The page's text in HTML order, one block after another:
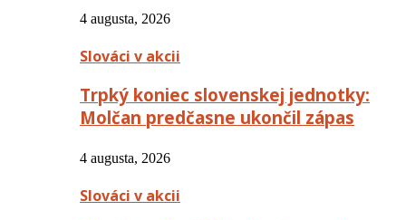
4 augusta, 2026
Slováci v akcii
Trpký koniec slovenskej jednotky:
Molčan predčasne ukončil zápas
4 augusta, 2026
Slováci v akcii